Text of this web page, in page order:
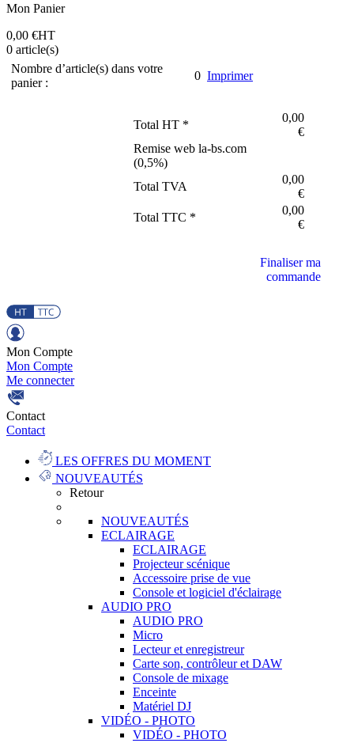
Mon Panier
0,00 €HT
0 article(s)
Nombre d’article(s) dans votre
panier :
0 Imprimer
Total HT *
0,00
€
Remise web la-bs.com
(0,5%)
Total TVA
0,00
€
Total TTC *
0,00
€
Finaliser ma
commande
Mon Compte
Mon Compte
Me connecter
Contact
Contact
LES OFFRES DU MOMENT
NOUVEAUTÉS
Retour
NOUVEAUTÉS
ECLAIRAGE
ECLAIRAGE
Projecteur scénique
Accessoire prise de vue
Console et logiciel d'éclairage
AUDIO PRO
AUDIO PRO
Micro
Lecteur et enregistreur
Carte son, contrôleur et DAW
Console de mixage
Enceinte
Matériel DJ
VIDÉO - PHOTO
VIDÉO - PHOTO